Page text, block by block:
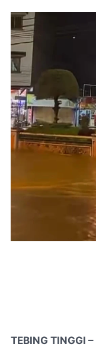
TEBING TINGGI –